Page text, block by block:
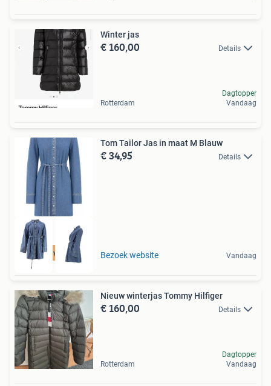
Winter jas
€ 160,00 Details
Rotterdam
Dagtopper
Vandaag
Tot 75% voordeel
Tom Tailor Jas in maat M Blauw
€ 34,95 Details
Bezoek website Vandaag
Nieuw winterjas Tommy Hilfiger
€ 160,00 Details
Rotterdam
Dagtopper
Vandaag